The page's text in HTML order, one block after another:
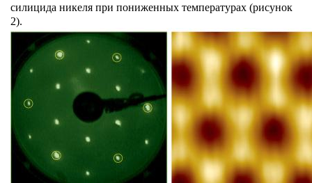
силицида никеля при пониженных температурах (рисунок
2).